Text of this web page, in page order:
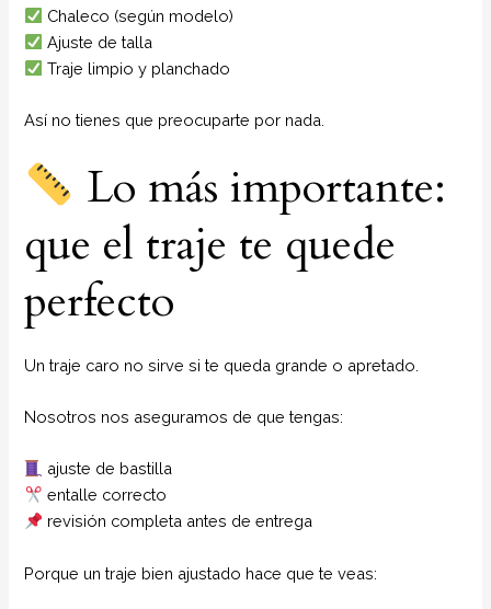
Chaleco (según modelo)
Ajuste de talla
Traje limpio y planchado
Así no tienes que preocuparte por nada.
Lo más importante:
que el traje te quede
perfecto
Un traje caro no sirve si te queda grande o apretado.
Nosotros nos aseguramos de que tengas:
ajuste de bastilla
entalle correcto
revisión completa antes de entrega
Porque un traje bien ajustado hace que te veas: